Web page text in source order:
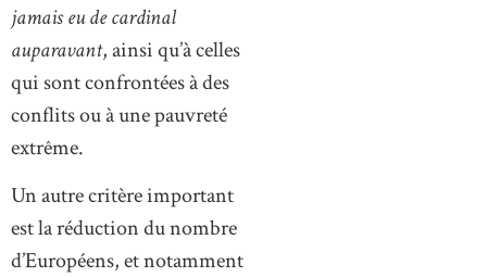
jamais eu de cardinal
auparavant, ainsi qu’à celles
qui sont confrontées à des
conflits ou à une pauvreté
extrême.
Un autre critère important
est la réduction du nombre
d’Européens, et notamment